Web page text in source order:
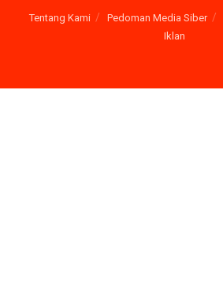
Tentang Kami Pedoman Media Siber
Iklan